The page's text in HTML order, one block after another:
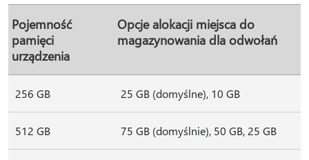
Pojemność
pamięci
urządzenia
Opcje alokacji miejsca do
magazynowania dla odwołań
256 GB 25 GB (domyślne), 10 GB
512 GB 75 GB (domyślnie), 50 GB, 25 GB